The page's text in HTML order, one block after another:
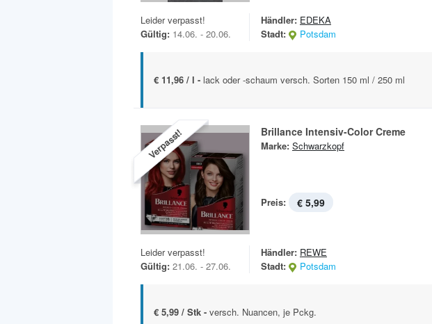
Leider verpasst!
Gültig: 14.06. - 20.06.
Händler: EDEKA
Stadt:
Potsdam
€ 11,96 / l - lack oder -schaum versch. Sorten 150 ml / 250 ml
Verpasst! Brillance Intensiv-Color Creme
Marke: Schwarzkopf
Preis: € 5,99
Leider verpasst!
Gültig: 21.06. - 27.06.
Händler: REWE
Stadt:
Potsdam
€ 5,99 / Stk - versch. Nuancen, je Pckg.